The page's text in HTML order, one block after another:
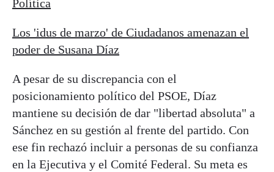
Política
Los 'idus de marzo' de Ciudadanos amenazan el
poder de Susana Díaz
A pesar de su discrepancia con el
posicionamiento político del PSOE, Díaz
mantiene su decisión de dar "libertad absoluta" a
Sánchez en su gestión al frente del partido. Con
ese fin rechazó incluir a personas de su confianza
en la Ejecutiva y el Comité Federal. Su meta es